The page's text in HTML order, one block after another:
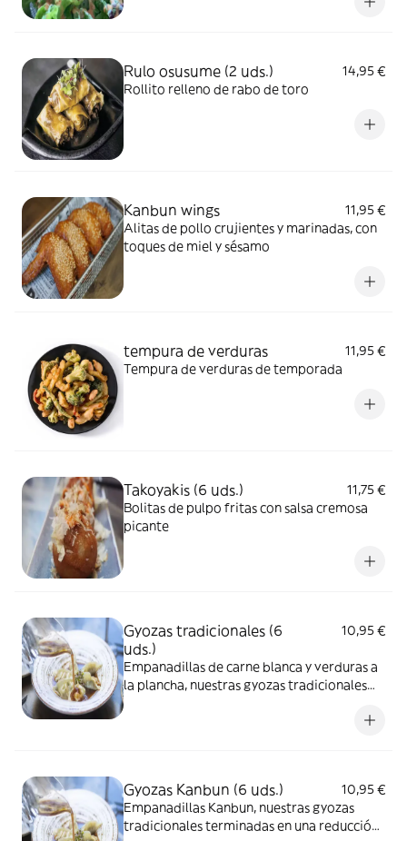
Rulo osusume (2 uds.)
14,95 €
Rollito relleno de rabo de toro
Kanbun wings
11,95 €
Alitas de pollo crujientes y marinadas, con
toques de miel y sésamo
tempura de verduras
11,95 €
Tempura de verduras de temporada
Takoyakis (6 uds.)
11,75 €
Bolitas de pulpo fritas con salsa cremosa
picante
Gyozas tradicionales (6
uds.)
10,95 €
Empanadillas de carne blanca y verduras a
la plancha, nuestras gyozas tradicionales
Gyozas Kanbun (6 uds.)
10,95 €
Empanadillas Kanbun, nuestras gyozas
tradicionales terminadas en una reducción